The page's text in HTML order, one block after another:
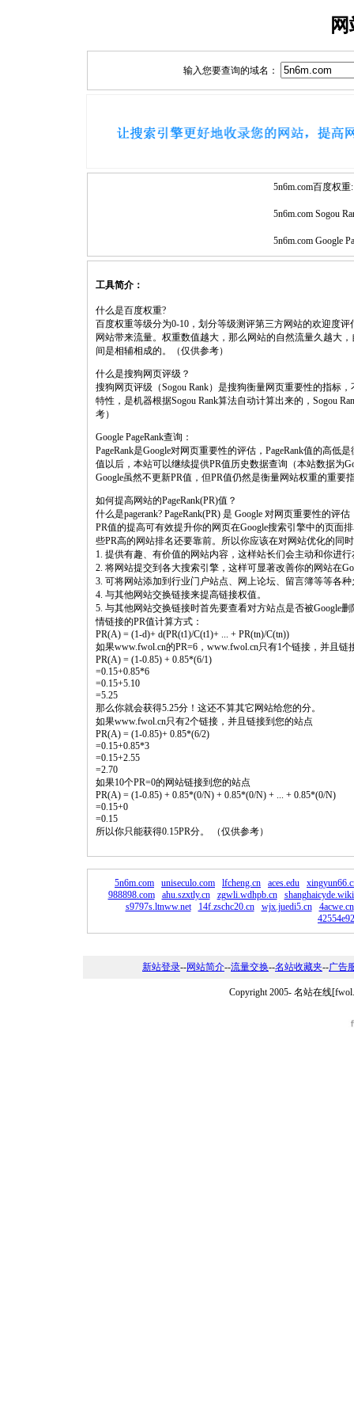
输入您要查询的域名：
5n6m.com百度权重:
5n6m.com Sogou
5n6m.com Google
工具简介：
什么是百度权重?
百度权重等级分为0-10，划分等级测评第三方网站的欢迎度
网站带来流量。权重数值越大，那么网站的自然流量久越大
间是相辅相成的。（仅供参考）
什么是搜狗网页评级？
搜狗网页评级（Sogou Rank）是搜狗衡量网页重要性的指标
特性，是机器根据Sogou Rank算法自动计算出来的，Sogou
考）
Google PageRank查询：
PageRank是Google对网页重要性的评估，PageRank值的高
值以后，本站可以继续提供PR值历史数据查询（本站数据为
Google虽然不更新PR值，但PR值仍然是衡量网站权重的重要
如何提高网站的PageRank(PR)值？
什么是pagerank? PageRank(PR) 是 Google 对网页重要性的评估
PR值的提高可有效提升你的网页在Google搜索引擎中的页面
些PR高的网站排名还要靠前。所以你应该在对网站优化的同
1. 提供有趣、有价值的网站内容，这样站长们会主动和你进
2. 将网站提交到各大搜索引擎，这样可显著改善你的网站在
3. 可将网站添加到行业门户站点、网上论坛、留言簿等等各
4. 与其他网站交换链接来提高链接权值。
5. 与其他网站交换链接时首先要查看对方站点是否被Google
情链接的PR值计算方式：
PR(A) = (1-d)+ d(PR(t1)/C(t1)+ ... + PR(tn)/C(tn))
如果www.fwol.cn的PR=6，www.fwol.cn只有1个链接，并且链
PR(A) = (1-0.85) + 0.85*(6/1)
=0.15+0.85*6
=0.15+5.10
=5.25
那么你就会获得5.25分！这还不算其它网站给您的分。
如果www.fwol.cn只有2个链接，并且链接到您的站点
PR(A) = (1-0.85)+ 0.85*(6/2)
=0.15+0.85*3
=0.15+2.55
=2.70
如果10个PR=0的网站链接到您的站点
PR(A) = (1-0.85) + 0.85*(0/N) + 0.85*(0/N) + ... + 0.85*(0/N)
=0.15+0
=0.15
所以你只能获得0.15PR分。 （仅供参考）
5n6m.com uniseculo.com lfcheng.cn aces.edu
988898.com
ahu.szxtly.cn zgwli.wdhpb.cn
s9797s.ltnww.net
14f.zschc20.cn wjx.juedi5.cn
4acwe.cn
新站登录--网站简介--流量交换--名站收藏夹--广告
Copyright 2005- 名站在线